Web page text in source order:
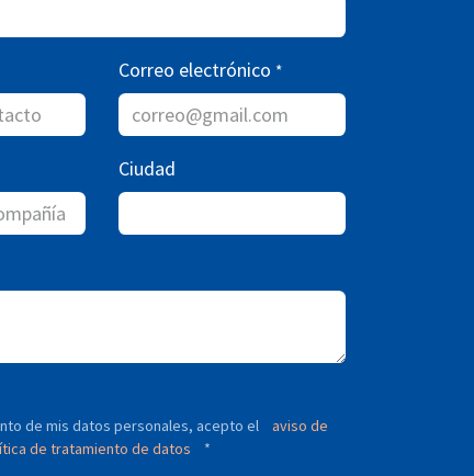
Correo electrónico *
Ciudad
de mis datos personales, acepto el
aviso de
de tratamiento de datos *